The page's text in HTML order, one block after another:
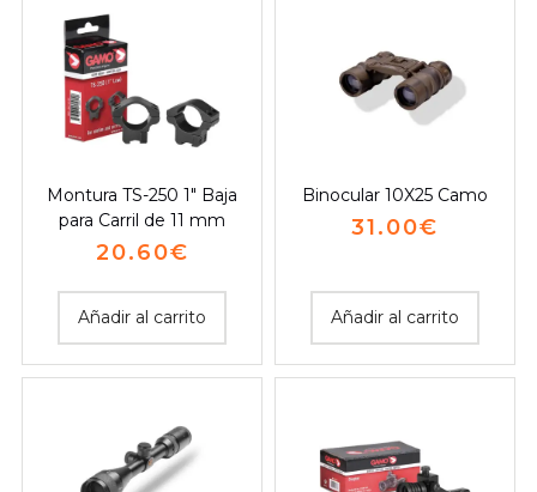
Montura TS-250 1″ Baja
para Carril de 11 mm
20.60€
Añadir al carrito
Binocular 10X25 Camo
31.00€
Añadir al carrito